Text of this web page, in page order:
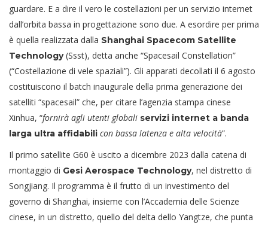
guardare. E a dire il vero le costellazioni per un servizio internet
dall’orbita bassa in progettazione sono due. A esordire per prima
è quella realizzata dalla Shanghai Spacecom Satellite
Technology(Ssst), detta anche “Spacesail Constellation”
(“Costellazione di vele spaziali”). Gli apparati decollati il 6 agosto
costituiscono il batch inaugurale della prima generazione dei
satelliti “spacesail” che, per citare l’agenzia stampa cinese
Xinhua, “fornirà agli utenti globali servizi internet a banda
larga ultra affidabili con bassa latenza e alta velocità”.
Il primo satellite G60 è uscito a dicembre 2023 dalla catena di
montaggio di Gesi Aerospace Technology, nel distretto di
Songjiang. Il programma è il frutto di un investimento del
governo di Shanghai, insieme con l’Accademia delle Scienze
cinese, in un distretto, quello del delta dello Yangtze, che punta